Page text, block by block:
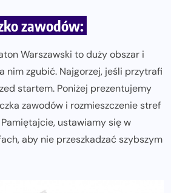
zawodów:
Warszawski to duży obszar i
nim zgubić. Najgorzej, jeśli przytrafi
startem. Poniżej prezentujemy
zawodów i rozmieszczenie stref
ustawiamy się w
aby nie przeszkadzać szybszym